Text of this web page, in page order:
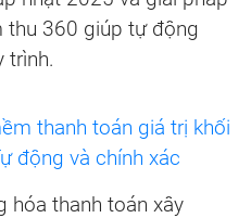
thu 360 giúp tự động
trình.
thanh toán giá trị khối
động và chính xác
hóa thanh toán xây